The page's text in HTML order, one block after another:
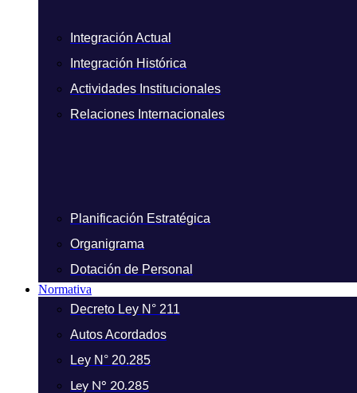
Integración Actual
Integración Histórica
Actividades Institucionales
Relaciones Internacionales
Planificación Estratégica
Organigrama
Dotación de Personal
Normativa
Decreto Ley N° 211
Autos Acordados
Ley N° 20.285
Ley N° 20.285